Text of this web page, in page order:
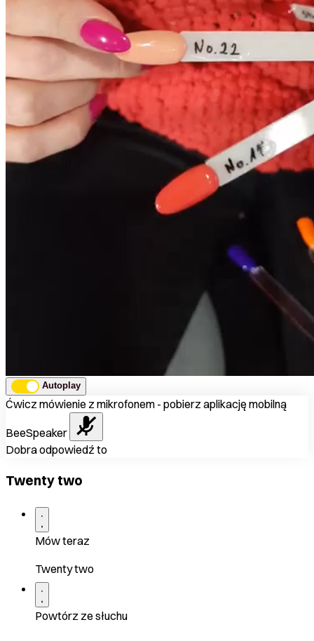
Autoplay
Ćwicz mówienie z mikrofonem - pobierz aplikację mobilną
BeeSpeaker
Dobra odpowiedź to
Twenty two
Mów teraz
Twenty two
Powtórz ze słuchu